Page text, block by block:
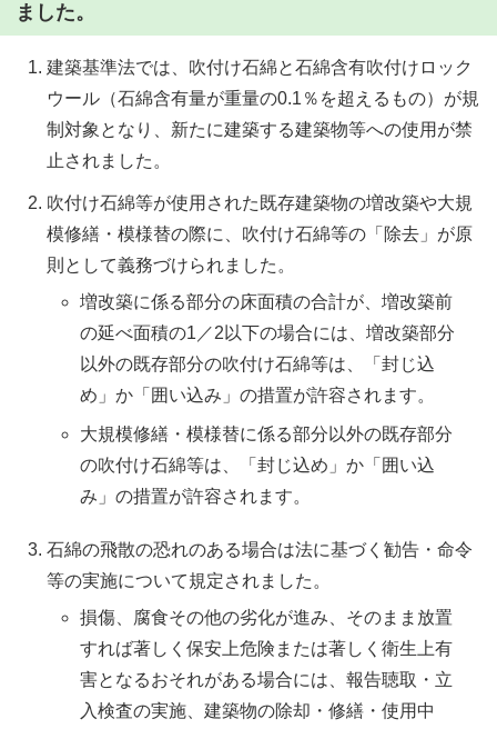
ました。
建築基準法では、吹付け石綿と石綿含有吹付けロック
ウール（石綿含有量が重量の0.1％を超えるもの）が規
制対象となり、新たに建築する建築物等への使用が禁
止されました。
吹付け石綿等が使用された既存建築物の増改築や大規
模修繕・模様替の際に、吹付け石綿等の「除去」が原
則として義務づけられました。
増改築に係る部分の床面積の合計が、増改築前
の延べ面積の1／2以下の場合には、増改築部分
以外の既存部分の吹付け石綿等は、「封じ込
め」か「囲い込み」の措置が許容されます。
大規模修繕・模様替に係る部分以外の既存部分
の吹付け石綿等は、「封じ込め」か「囲い込
み」の措置が許容されます。
石綿の飛散の恐れのある場合は法に基づく勧告・命令
等の実施について規定されました。
損傷、腐食その他の劣化が進み、そのまま放置
すれば著しく保安上危険または著しく衛生上有
害となるおそれがある場合には、報告聴取・立
入検査の実施、建築物の除却・修繕・使用中